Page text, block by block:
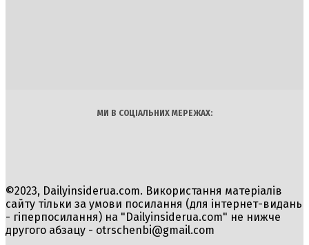
МИ В СОЦІАЛЬНИХ МЕРЕЖАХ:
©2023, Dailyinsiderua.com. Використання матеріалів
сайту тільки за умови посилання (для інтернет-видань
- гіперпосилання) на "Dailyinsiderua.com" не нижче
другого абзацу - otrschenbi@gmail.com